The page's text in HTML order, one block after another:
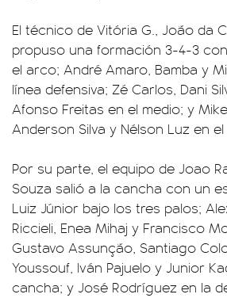
El técnico de Vitória G., João da
propuso una formación 3-4-3
el arco; André Amaro, Bamba y
línea defensiva; Zé Carlos, Dani
Afonso Freitas en el medio; y
Anderson Silva y Nélson Luz en
Por su parte, el equipo de Joao
Souza salió a la cancha con un
Luiz Júnior bajo los tres palos;
Riccieli, Enea Mihaj y Francisco
Gustavo Assunção, Santiago
Youssouf, Iván Pajuelo y Junior
cancha; y José Rodrí­guez en la